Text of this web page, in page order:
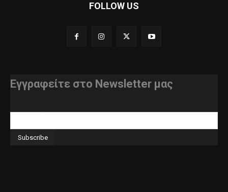
FOLLOW US
Εγγραφείτε στο Newsletter μας